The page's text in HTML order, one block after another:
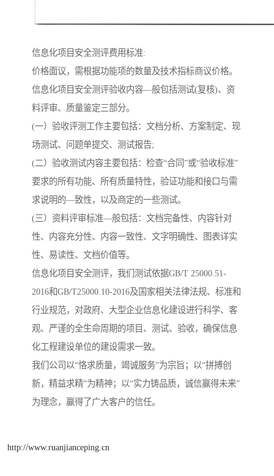
信息化项目安全测评费用标准:
价格面议，需根据功能项的数量及技术指标商议价格。
信息化项目安全测评验收内容—般包括测试(复核)、资
料评审、质量鉴定三部分。
(一）验收评测工作主要包括：文档分析、方案制定、现
场测试、问题单提交、测试报告;
(二）验收测试内容主要包括：检查“合同”或“验收标准”
要求的所有功能、所有质量特性，验证功能和接口与需
求说明的—致性，以及商定的一些测试。
(三）资料评审标准—般包括：文档完备性、内容针对
性、内容充分性、内容一致性、文字明确性、图表详实
性、易读性、文档价值等。
信息化项目安全测评，我们测试依据GB/T 25000.51-
2016和GB/T25000.10-2016及国家相关法律法规、标准和
行业规范，对政府、大型企业信息化建设进行科学、客
观、严谨的全生命周期的项目、测试、验收，确保信息
化工程建设单位的建设需求一致。
我们公司以“恪求质量，竭诚服务”为宗旨；以“拼搏创
新，精益求精”为精神；以“实力铸品质，诚信赢得未来”
为理念，赢得了广大客户的信任。
http://www.ruanjianceping.cn